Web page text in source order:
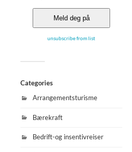
unsubscribe from list
Categories
Arrangementsturisme
Bærekraft
Bedrift-og insentivreiser